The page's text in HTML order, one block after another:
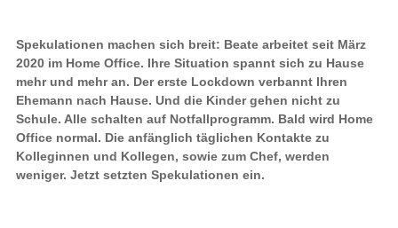
Spekulationen machen sich breit: Beate arbeitet seit März
2020 im Home Office. Ihre Situation spannt sich zu Hause
mehr und mehr an. Der erste Lockdown verbannt Ihren
Ehemann nach Hause. Und die Kinder gehen nicht zu
Schule. Alle schalten auf Notfallprogramm. Bald wird Home
Office normal. Die anfänglich täglichen Kontakte zu
Kolleginnen und Kollegen, sowie zum Chef, werden
weniger. Jetzt setzten Spekulationen ein.